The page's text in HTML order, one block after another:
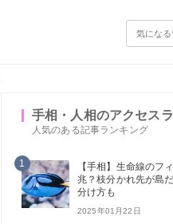
手相・人相のアクセス
人気のある記事ランキング
1
【手相】生命線のフ
兆？枝分かれ先が島
分け方も
2025年01月22日